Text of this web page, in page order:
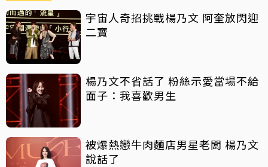
宇宙人奇招挑戰楊乃文 阿奎放閃迎
二寶
楊乃文不省話了 粉絲示愛當場不給
面子：我喜歡男生
被爆熱戀牛肉麵店男星老闆 楊乃文
說話了